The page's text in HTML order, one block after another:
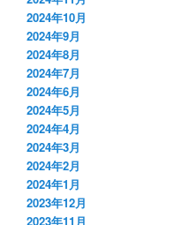
2024年10月
2024年9月
2024年8月
2024年7月
2024年6月
2024年5月
2024年4月
2024年3月
2024年2月
2024年1月
2023年12月
2023年11月